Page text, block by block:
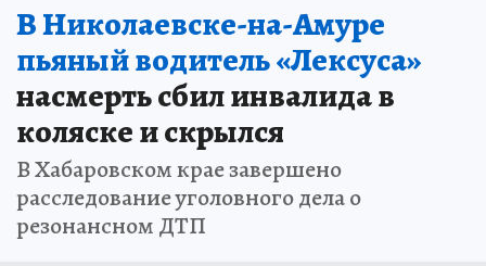
В Николаевске-на-Амуре
пьяный водитель «Лексуса»
насмерть сбил инвалида в
коляске и скрылся
В Хабаровском крае завершено
расследование уголовного дела о
резонансном ДТП